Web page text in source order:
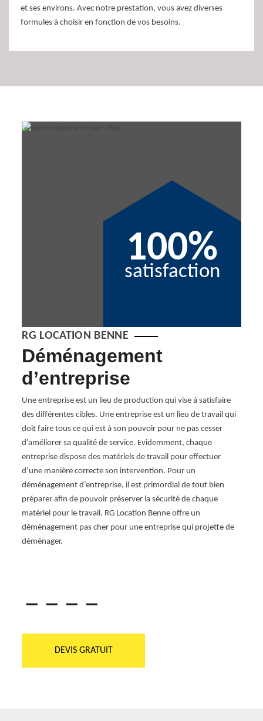
et ses environs. Avec notre prestation, vous avez diverses
formules à choisir en fonction de vos besoins.
100%
satisfaction
RG LOCATION BENNE
Déménagement
d’entreprise
Une entreprise est un lieu de production qui vise à satisfaire
des différentes cibles. Une entreprise est un lieu de travail qui
doit faire tous ce qui est à son pouvoir pour ne pas cesser
d’améliorer sa qualité de service. Evidemment, chaque
entreprise dispose des matériels de travail pour effectuer
d’une manière correcte son intervention. Pour un
déménagement d’entreprise, il est primordial de tout bien
préparer afin de pouvoir préserver la sécurité de chaque
matériel pour le travail. RG Location Benne offre un
déménagement pas cher pour une entreprise qui projette de
déménager.
DEVIS GRATUIT